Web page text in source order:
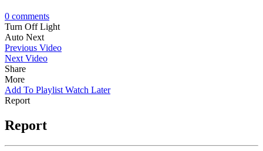
0 comments
Turn Off Light
Auto Next
Previous Video
Next Video
Share
More
Add To Playlist Watch Later
Report
Report